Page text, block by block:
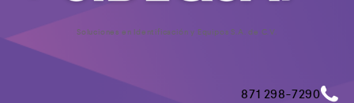
Soluciones en Identificación y Equipos S.A. de C.V.
871 298-7290